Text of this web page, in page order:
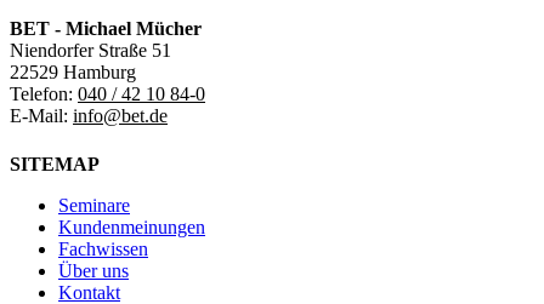
BET - Michael Mücher
Niendorfer Straße 51
22529 Hamburg
Telefon: 040 / 42 10 84-0
E-Mail: info@bet.de
SITEMAP
Seminare
Kundenmeinungen
Fachwissen
Über uns
Kontakt